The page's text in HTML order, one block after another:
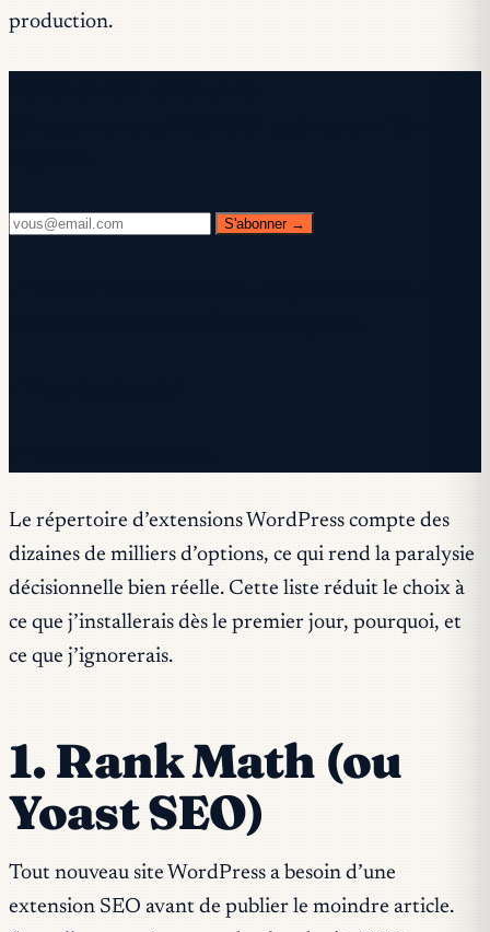
production.
S'abonner →
Le répertoire d’extensions WordPress compte des
dizaines de milliers d’options, ce qui rend la paralysie
décisionnelle bien réelle. Cette liste réduit le choix à
ce que j’installerais dès le premier jour, pourquoi, et
ce que j’ignorerais.
1. Rank Math (ou
Yoast SEO)
Tout nouveau site WordPress a besoin d’une
extension SEO avant de publier le moindre article.